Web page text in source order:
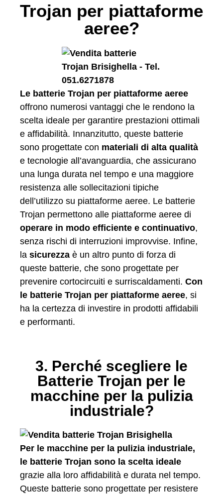
Trojan per piattaforme
aeree?
Le batterie Trojan per piattaforme aeree
offrono numerosi vantaggi che le rendono la
scelta ideale per garantire prestazioni ottimali
e affidabilità. Innanzitutto, queste batterie
sono progettate con materiali di alta qualità
e tecnologie all’avanguardia, che assicurano
una lunga durata nel tempo e una maggiore
resistenza alle sollecitazioni tipiche
dell’utilizzo su piattaforme aeree. Le batterie
Trojan permettono alle piattaforme aeree di
operare in modo efficiente e continuativo,
senza rischi di interruzioni improvvise. Infine,
la sicurezza è un altro punto di forza di
queste batterie, che sono progettate per
prevenire cortocircuiti e surriscaldamenti. Con
le batterie Trojan per piattaforme aeree, si
ha la certezza di investire in prodotti affidabili
e performanti.
3. Perché scegliere le
Batterie Trojan per le
macchine per la pulizia
industriale?
Per le macchine per la pulizia industriale,
le batterie Trojan sono la scelta ideale
grazie alla loro affidabilità e durata nel tempo.
Queste batterie sono progettate per resistere